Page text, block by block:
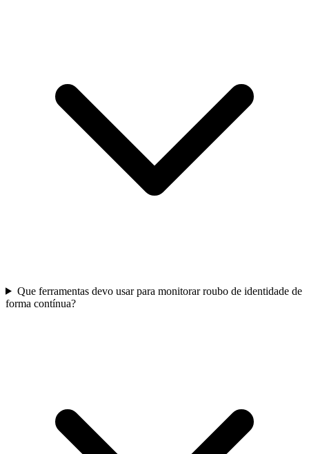
Que ferramentas devo usar para monitorar roubo de identidade de
forma contínua?